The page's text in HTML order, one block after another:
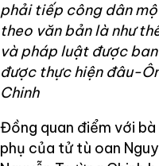
phải tiếp công dân
theo văn bản là như
và pháp luật được
được thực hiện đâu-
Chinh
Đồng quan điểm với
phụ của tử tù oan